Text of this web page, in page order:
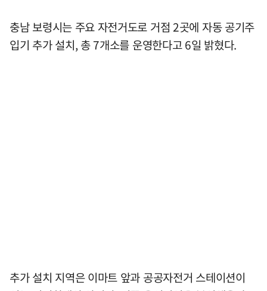
충남 보령시는 주요 자전거도로 거점 2곳에 자동 공기주
입기 추가 설치, 총 7개소를 운영한다고 6일 밝혔다.
추가 설치 지역은 이마트 앞과 공공자전거 스테이션이